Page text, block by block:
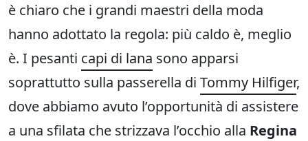
è chiaro che i grandi maestri della moda
hanno adottato la regola: più caldo è, meglio
è. I pesanti capi di lana sono apparsi
soprattutto sulla passerella di Tommy Hilfiger,
dove abbiamo avuto l’opportunità di assistere
a una sfilata che strizzava l’occhio alla Regina